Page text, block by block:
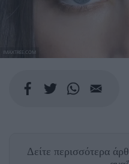
IMAXTREE.COM
Δείτε περισσότερα